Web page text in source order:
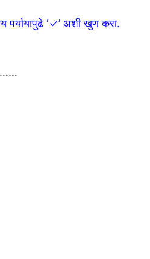
पर्यायापुढे ‘✓’ अशी खुण करा.